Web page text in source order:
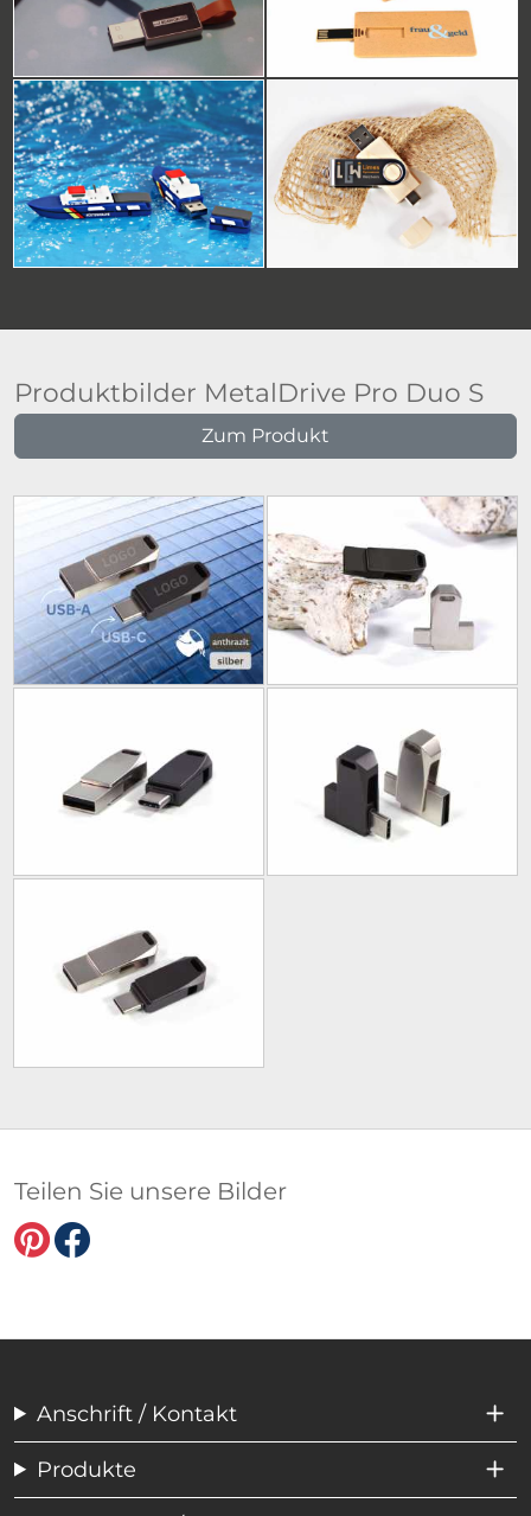
Produktbilder MetalDrive Pro Duo S
Zum Produkt
Teilen Sie unsere Bilder
Anschrift / Kontakt
Produkte